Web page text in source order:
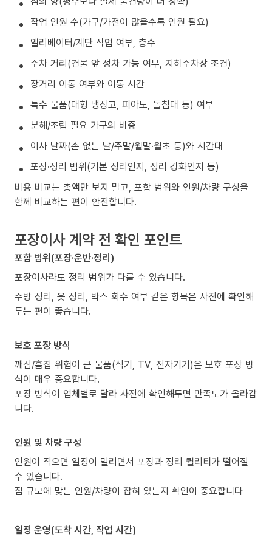
작업 인원 수(가구/가전이 많을수록 인원 필요)
엘리베이터/계단 작업 여부, 층수
주차 거리(건물 앞 정차 가능 여부, 지하주차장 조건)
장거리 이동 여부와 이동 시간
특수 물품(대형 냉장고, 피아노, 돌침대 등) 여부
분해/조립 필요 가구의 비중
이사 날짜(손 없는 날/주말/월말·월초 등)와 시간대
포장·정리 범위(기본 정리인지, 정리 강화인지 등)
비용 비교는 총액만 보지 말고, 포함 범위와 인원/차량 구성을
함께 비교하는 편이 안전합니다.
포장이사 계약 전 확인 포인트
포함 범위(포장·운반·정리)
포장이사라도 정리 범위가 다를 수 있습니다.
주방 정리, 옷 정리, 박스 회수 여부 같은 항목은 사전에 확인해
두는 편이 좋습니다.
보호 포장 방식
깨짐/흠집 위험이 큰 물품(식기, TV, 전자기기)은 보호 포장 방
식이 매우 중요합니다.
포장 방식이 업체별로 달라 사전에 확인해두면 만족도가 올라갑
니다.
인원 및 차량 구성
인원이 적으면 일정이 밀리면서 포장과 정리 퀄리티가 떨어질
수 있습니다.
짐 규모에 맞는 인원/차량이 잡혀 있는지 확인이 중요합니다
일정 운영(도착 시간, 작업 시간)